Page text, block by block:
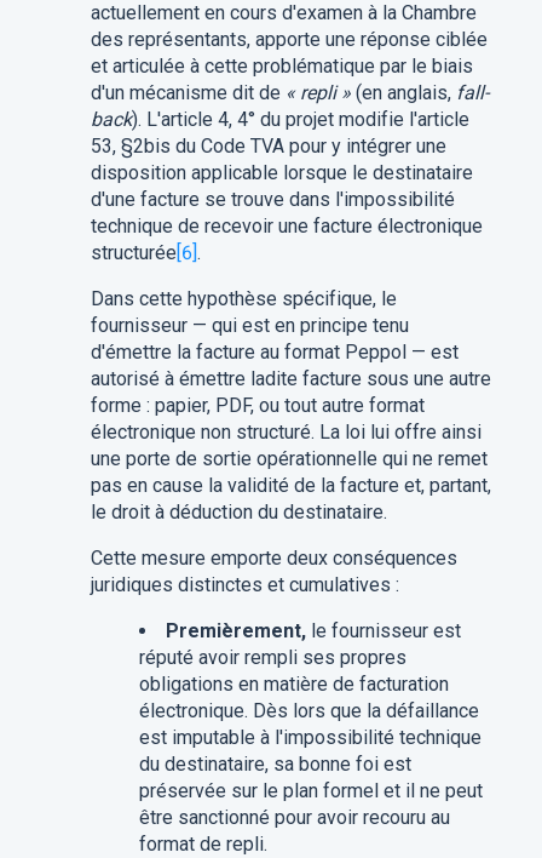
actuellement en cours d'examen à la Chambre
des représentants, apporte une réponse ciblée
et articulée à cette problématique par le biais
d'un mécanisme dit de « repli »(en anglais, fall-
back). L'article 4, 4° du projet modifie l'article
53, §2bis du Code TVA pour y intégrer une
disposition applicable lorsque le destinataire
d'une facture se trouve dans l'impossibilité
technique de recevoir une facture électronique
structurée[6].
Dans cette hypothèse spécifique, le
fournisseur — qui est en principe tenu
d'émettre la facture au format Peppol — est
autorisé à émettre ladite facture sous une autre
forme : papier, PDF, ou tout autre format
électronique non structuré. La loi lui offre ainsi
une porte de sortie opérationnelle qui ne remet
pas en cause la validité de la facture et, partant,
le droit à déduction du destinataire.
Cette mesure emporte deux conséquences
juridiques distinctes et cumulatives :
Premièrement,le fournisseur est
réputé avoir rempli ses propres
obligations en matière de facturation
électronique. Dès lors que la défaillance
est imputable à l'impossibilité technique
du destinataire, sa bonne foi est
préservée sur le plan formel et il ne peut
être sanctionné pour avoir recouru au
format de repli.